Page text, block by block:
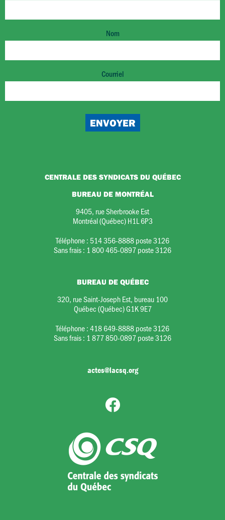
Nom
Courriel
CENTRALE DES SYNDICATS DU QUÉBEC
BUREAU DE MONTRÉAL
9405, rue Sherbrooke Est
Montréal (Québec) H1L 6P3
Téléphone : 514 356-8888 poste 3126
Sans frais : 1 800 465-0897 poste 3126
BUREAU DE QUÉBEC
320, rue Saint-Joseph Est, bureau 100
Québec (Québec) G1K 9E7
Téléphone :418 649-8888 poste 3126
Sans frais : 1 877 850-0897 poste 3126
actes@lacsq.org